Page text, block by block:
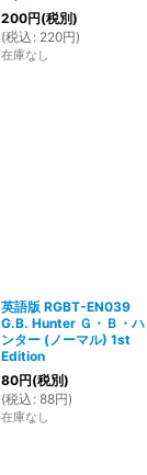
200円(税別)
(税込 : 220円)
在庫なし
英語版 RGBT-EN039
G.B. Hunter Ｇ・Ｂ・ハ
ンター (ノーマル) 1st
Edition
80円(税別)
(税込 : 88円)
在庫なし